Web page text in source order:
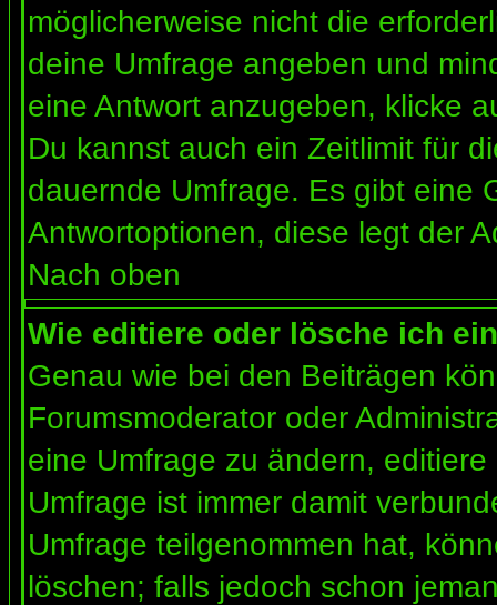
möglicherweise nicht die
deine Umfrage angeben und
eine Antwort anzugeben, klicke
Du kannst auch ein Zeitlimit für
dauernde Umfrage. Es gibt eine
Antwortoptionen, diese legt der
Nach oben
Wie editiere oder lösche ich
Genau wie bei den Beiträgen
Forumsmoderator oder
eine Umfrage zu ändern,
Umfrage ist immer damit
Umfrage teilgenommen hat,
löschen; falls jedoch schon